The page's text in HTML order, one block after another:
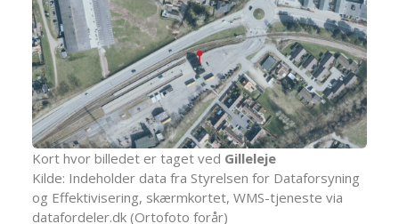
Kort hvor billedet er taget ved Gilleleje
Kilde: Indeholder data fra Styrelsen for Dataforsyning
og Effektivisering, skærmkortet, WMS-tjeneste via
datafordeler.dk (Ortofoto forår)